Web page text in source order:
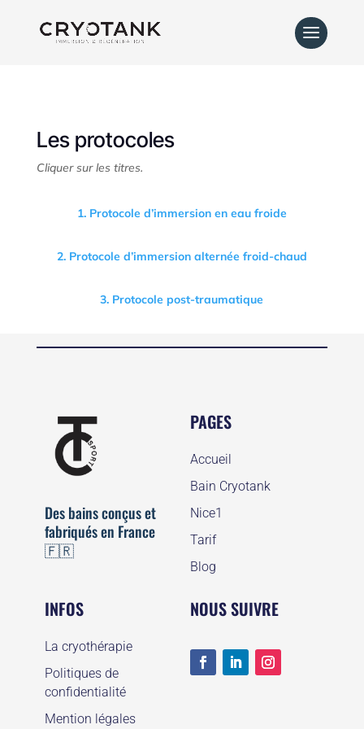
Les protocoles
Cliquer sur les titres.
1. Protocole d’immersion en eau froide
2. Protocole d’immersion alternée froid-chaud
3. Protocole post-traumatique
Des bains conçus et
fabriqués en France
🇫🇷
PAGES
Accueil
Bain Cryotank
Nice1
Tarif
Blog
INFOS
La cryothérapie
Politiques de
confidentialité
Mention légales
NOUS SUIVRE